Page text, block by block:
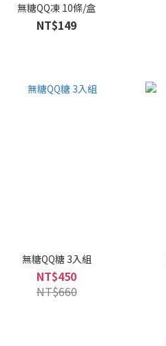
無糖QQ凍 10條/盒
NT$149
無糖QQ糖 3入組
NT$450
NT$660